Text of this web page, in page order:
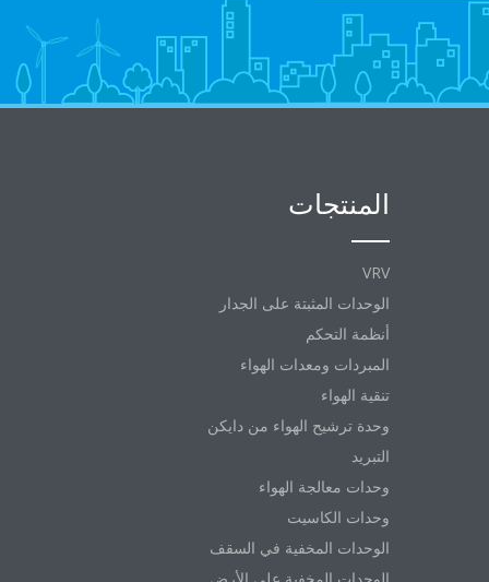
المنتجات
VRV
الوحدات المثبتة على الجدار
أنظمة التحكم
المبردات ومعدات الهواء
تنقية الهواء
وحدة ترشيح الهواء من دايكن
التبريد
وحدات معالجة الهواء
وحدات الكاسيت
الوحدات المخفية في السقف